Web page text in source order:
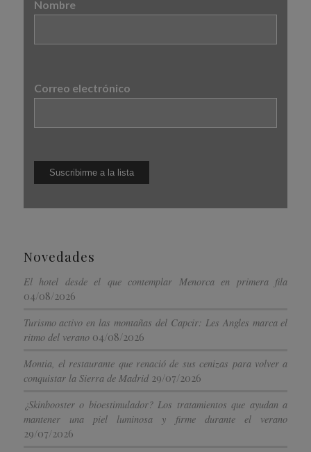
Nombre
Correo electrónico
Novedades
El hotel desde el que contemplar Menorca en primera fila
04/08/2026
Turismo activo en las montañas del Capcir: Les Angles marca el
ritmo del verano 04/08/2026
Montia, el restaurante que renació de sus cenizas para volver a
conquistar la Sierra de Madrid 29/07/2026
¿Skinbooster o bioestimulador? Los tratamientos que ayudan a
mantener una piel luminosa y firme durante el verano
29/07/2026